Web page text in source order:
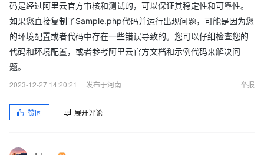
码是经过阿里云官方审核和测试的，可以保证其稳定性和可靠性。
如果您直接复制了Sample.php代码并运行出现问题，可能是因为您
的环境配置或者代码中存在一些错误导致的。您可以仔细检查您的
代码和环境配置，或者参考阿里云官方文档和示例代码来解决问
题。
2023-12-27 14:20:21
发布于河南 举报
赞同 展开评论